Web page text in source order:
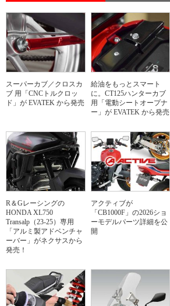
スーパーカブ／クロスカ
ブ 用「CNCトルクロッ
ド」が EVATEK から発売
給油をもっとスマート
に。CT125ハンターカブ
用「電動シートオープナ
ー」が EVATEK から発売
R＆Gレーシングの
HONDA XL750
Transalp（23-25）専用
「アルミ製アドベンチャ
ーバー」がネクサスから
発売！
アクティブが
「CB1000F」の2026ショ
ーモデルパーツ詳細を公
開